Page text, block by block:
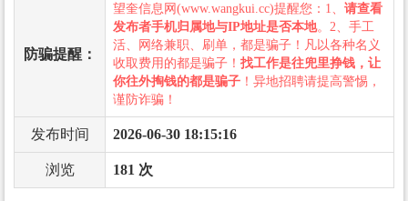
防骗提醒：
望奎信息网(www.wangkui.cc)提醒您：1、 请查看
发布者手机归属地与IP地址是否本地。2、手工
活、网络兼职、刷单，都是骗子！凡以各种名义
收取费用的都是骗子！ 找工作是往兜里挣钱，让
你往外掏钱的都是骗子 ！异地招聘请提高警惕，
谨防诈骗！
发布时间 2026-06-30 18:15:16
浏览 181 次